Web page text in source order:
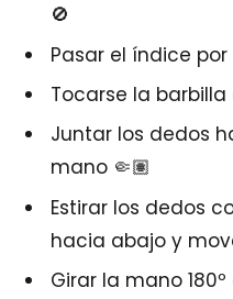
🚫
Pasar el índice por
Tocarse la barbilla
Juntar los dedos
mano 🤏🏽
Estirar los dedos
hacia abajo y
Girar la mano